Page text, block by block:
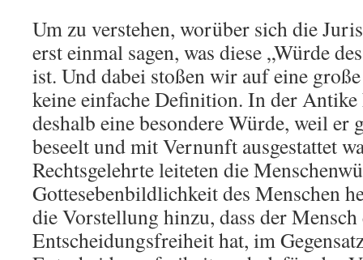
Um zu verstehen, worüber sich die
erst einmal sagen, was diese „Würde
ist. Und dabei stoßen wir auf eine
keine einfache Definition. In der Antike
deshalb eine besondere Würde, weil er
beseelt und mit Vernunft ausgestattet
Rechtsgelehrte leiteten die
Gottesebenbildlichkeit des Menschen
die Vorstellung hinzu, dass der Mensch
Entscheidungsfreiheit hat, im